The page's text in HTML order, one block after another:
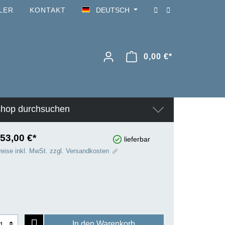
KONTAKT DEUTSCH
0,00 €*
durchsuchen
€* lieferbar
inkl. MwSt. zzgl. Versandkosten